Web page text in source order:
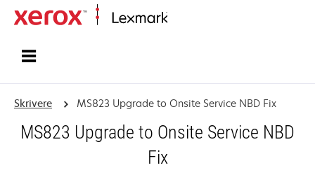
Skrivere MS823 Upgrade to Onsite Service NBD Fix
MS823 Upgrade to Onsite Service NBD
Fix